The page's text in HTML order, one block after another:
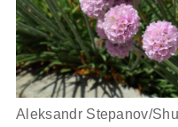
Aleksandr Stepanov/